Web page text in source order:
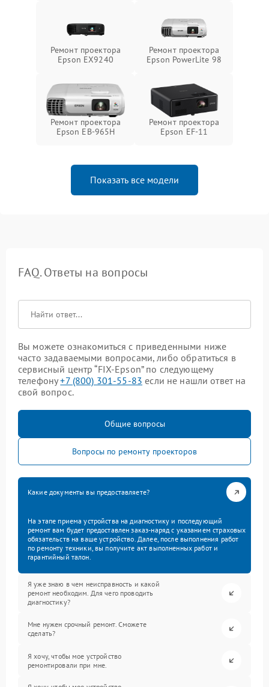
Ремонт проектора
Epson EX9240
Ремонт проектора
Epson PowerLite 98
Ремонт проектора
Epson EB-965H
Ремонт проектора
Epson EF-11
Показать все модели
FAQ. Ответы на вопросы
Вы можете ознакомиться с приведенными ниже
часто задаваемыми вопросами, либо обратиться в
сервисный центр “FIX-Epson” по следующему
телефону+7 (800) 301-55-83 если не нашли ответ на
свой вопрос.
Общие вопросы
Вопросы по ремонту проекторов
Какие документы вы предоставляете?
На этапе приема устройства на диагностику и последующий
ремонт вам будет предоставлен заказ-наряд с указанием страховых
обязательств на ваше устройство. Далее, после выполнения работ
по ремонту техники, вы получите акт выполненных работ и
гарантийный талон.
Я уже знаю в чем неисправность и какой
ремонт необходим. Для чего проводить
диагностику?
Мне нужен срочный ремонт. Сможете
сделать?
Я хочу, чтобы мое устройство
ремонтировали при мне.